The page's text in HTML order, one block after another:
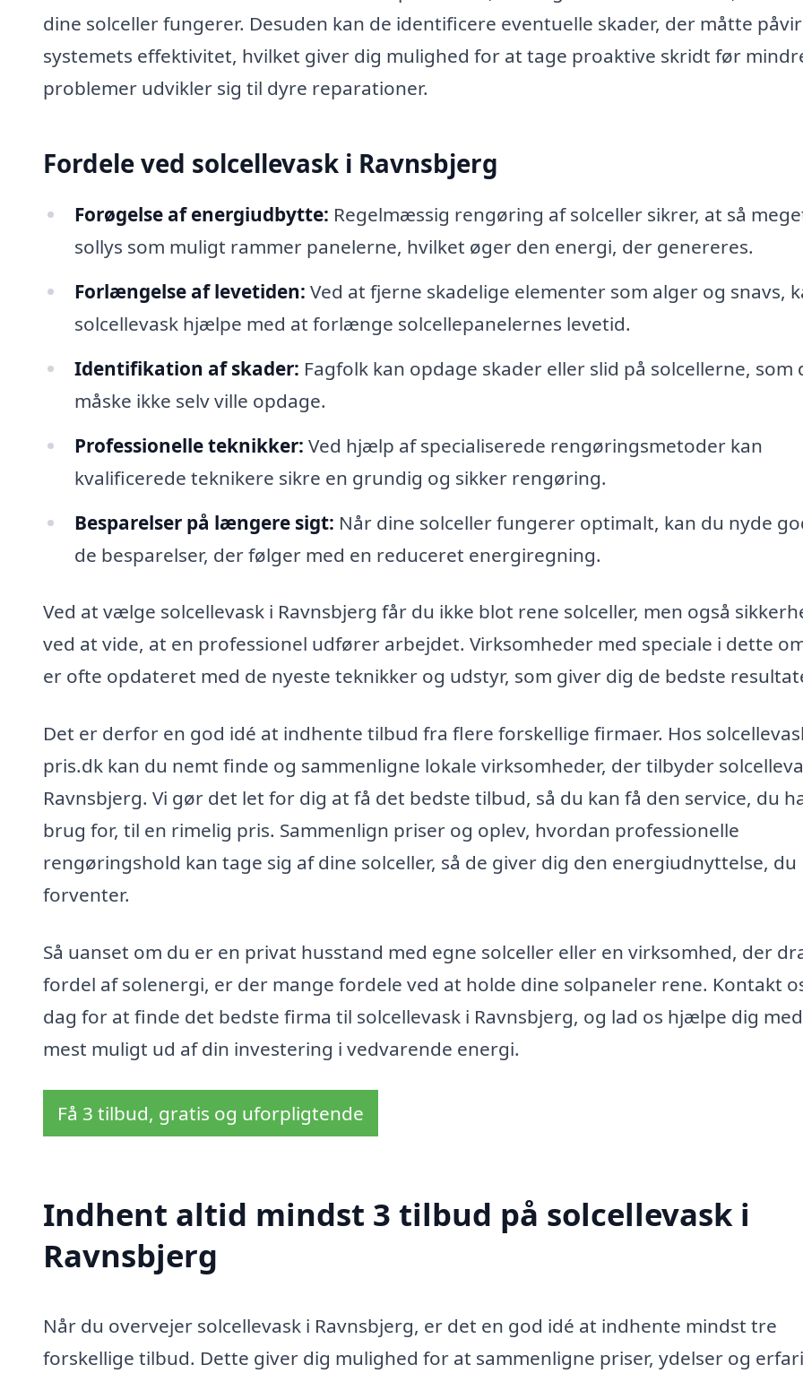
dine solceller fungerer. Desuden kan de identificere eventuelle skader, der måtte
systemets effektivitet, hvilket giver dig mulighed for at tage proaktive skridt før
problemer udvikler sig til dyre reparationer.
Fordele ved solcellevask i Ravnsbjerg
Forøgelse af energiudbytte: Regelmæssig rengøring af solceller sikrer, at så
sollys som muligt rammer panelerne, hvilket øger den energi, der genereres.
Forlængelse af levetiden: Ved at fjerne skadelige elementer som alger og snavs,
solcellevask hjælpe med at forlænge solcellepanelernes levetid.
Identifikation af skader: Fagfolk kan opdage skader eller slid på solcellerne, som
måske ikke selv ville opdage.
Professionelle teknikker: Ved hjælp af specialiserede rengøringsmetoder kan
kvalificerede teknikere sikre en grundig og sikker rengøring.
Besparelser på længere sigt: Når dine solceller fungerer optimalt, kan du nyde
de besparelser, der følger med en reduceret energiregning.
Ved at vælge solcellevask i Ravnsbjerg får du ikke blot rene solceller, men også
ved at vide, at en professionel udfører arbejdet. Virksomheder med speciale i dette
er ofte opdateret med de nyeste teknikker og udstyr, som giver dig de bedste
Det er derfor en god idé at indhente tilbud fra flere forskellige firmaer. Hos
pris.dk kan du nemt finde og sammenligne lokale virksomheder, der tilbyder
Ravnsbjerg. Vi gør det let for dig at få det bedste tilbud, så du kan få den service, du
brug for, til en rimelig pris. Sammenlign priser og oplev, hvordan professionelle
rengøringshold kan tage sig af dine solceller, så de giver dig den energiudnyttelse, du
forventer.
Så uanset om du er en privat husstand med egne solceller eller en virksomhed, der
fordel af solenergi, er der mange fordele ved at holde dine solpaneler rene. Kontakt
dag for at finde det bedste firma til solcellevask i Ravnsbjerg, og lad os hjælpe dig
mest muligt ud af din investering i vedvarende energi.
Få 3 tilbud, gratis og uforpligtende
Indhent altid mindst 3 tilbud på solcellevask i
Ravnsbjerg
Når du overvejer solcellevask i Ravnsbjerg, er det en god idé at indhente mindst tre
forskellige tilbud. Dette giver dig mulighed for at sammenligne priser, ydelser og